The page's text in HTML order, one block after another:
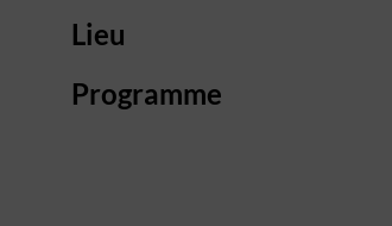
Lieu
Programme